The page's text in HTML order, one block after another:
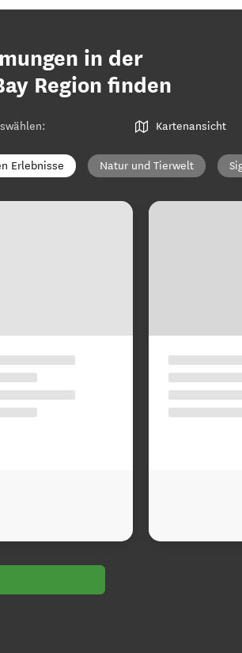
in der
Region finden
: Kartenansicht
Erlebnisse Natur und Tierwelt